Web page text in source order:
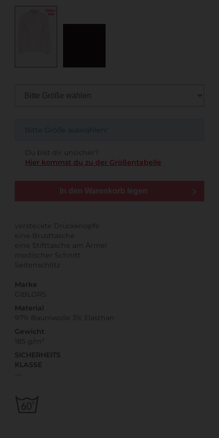
Bitte Größe auswählen!
Du bist dir unsicher?
Hier kommst du zu der Größentabelle
In den Warenkorb legen
versteckte Druckknöpfe
eine Brusttasche
eine Stifttasche am Ärmel
modischer Schnitt
Seitenschlitz
Marke
GIBLORS
Material
97% Baumwolle 3% Elasthan
Gewicht
185 g/m²
SICHERHEITS
KLASSE